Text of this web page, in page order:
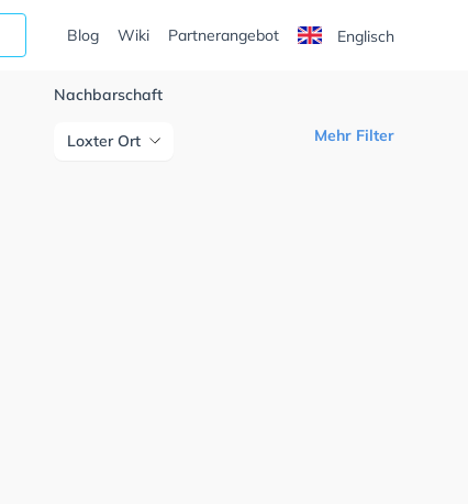
Blog Wiki Partnerangebot Englisch
Nachbarschaft
Loxter Ort Mehr Filter